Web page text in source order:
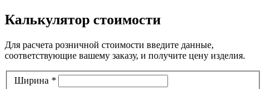
Калькулятор стоимости
Для расчета розничной стоимости введите данные,
соответствующие вашему заказу, и получите цену изделия.
Ширина *